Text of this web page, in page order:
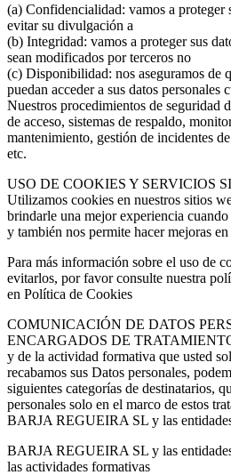
(a) Confidencialidad: vamos a proteger
evitar su divulgación a
(b) Integridad: vamos a proteger sus
sean modificados por terceros no
(c) Disponibilidad: nos aseguramos de
puedan acceder a sus datos personales
Nuestros procedimientos de seguridad
de acceso, sistemas de respaldo,
mantenimiento, gestión de incidentes
etc.
USO DE COOKIES Y SERVICIOS
Utilizamos cookies en nuestros sitios
brindarle una mejor experiencia
y también nos permite hacer mejoras
Para más información sobre el uso de
evitarlos, por favor consulte nuestra
en Política de Cookies
COMUNICACIÓN DE DATOS
ENCARGADOS DE
y de la actividad formativa que usted
recabamos sus Datos personales,
siguientes categorías de destinatarios,
personales solo en el marco de estos
BARJA REGUEIRA SL y las
BARJA REGUEIRA SL y las
las actividades formativas